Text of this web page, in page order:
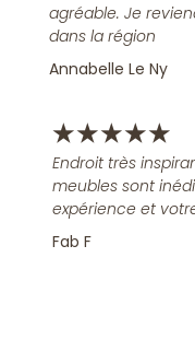
agréable. Je
dans la région
Annabelle Le Ny
★★★★★
Endroit très
meubles sont
expérience et
Fab F